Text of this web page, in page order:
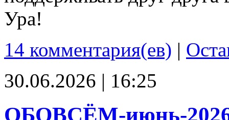
Ура!
14 комментария(ев) |
30.06.2026 | 16:25
ОБОВСЁМ-июнь-